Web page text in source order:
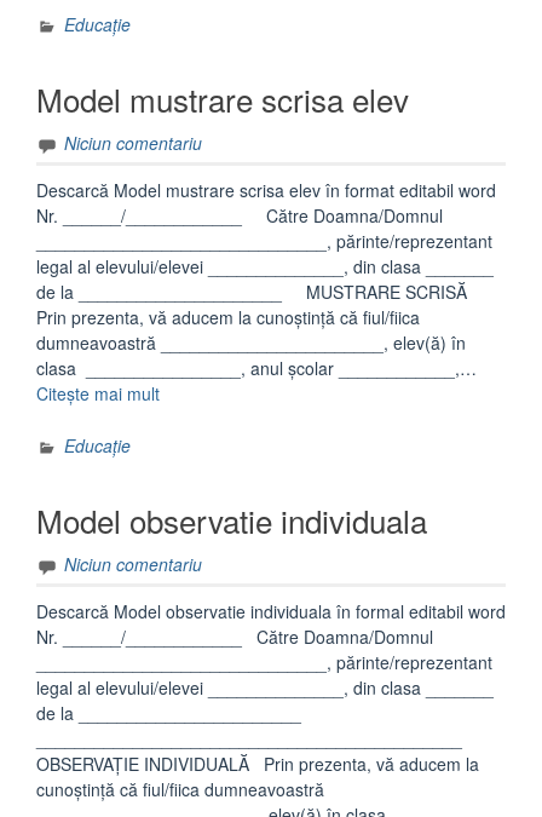
indemnizatiilor
altele
decat
salariul”
Educație
Model mustrare scrisa elev
Niciun comentariu
Descarcă Model mustrare scrisa elev în format editabil word
Nr. ______/____________ Către Doamna/Domnul
______________________________, părinte/reprezentant
legal al elevului/elevei ______________, din clasa _______
de la _____________________ MUSTRARE SCRISĂ
Prin prezenta, vă aducem la cunoştinţă că fiul/fiica
dumneavoastră _______________________, elev(ă) în
clasa ________________, anul școlar ____________,…
Citește mai mult„Model
Educație
Model observatie individuala
Niciun comentariu
Descarcă Model observatie individuala în formal editabil word
Nr. ______/____________ Către Doamna/Domnul
______________________________, părinte/reprezentant
legal al elevului/elevei ______________, din clasa _______
de la _______________________
OBSERVAŢIE INDIVIDUALĂ Prin prezenta, vă aducem la
cunoştinţă că fiul/fiica dumneavoastră